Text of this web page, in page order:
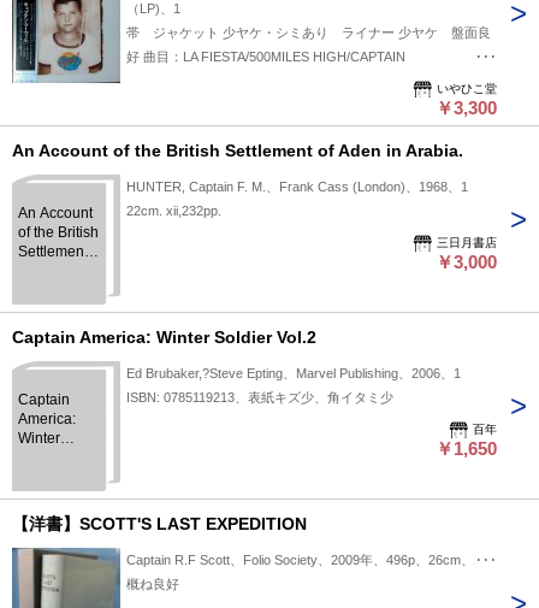
（LP)、1
帯 ジャケット 少ヤケ・シミあり ライナー 少ヤケ 盤面良
好 曲目：LA FIESTA/500MILES HIGH/CAPTAIN
いやひこ堂
￥3,300
An Account of the British Settlement of Aden in Arabia.
An Account
of the British
Settlement
HUNTER, Captain F. M.、Frank Cass (London)、1968、1
22cm. xii,232pp.
三日月書店
￥3,000
Captain America: Winter Soldier Vol.2
Captain
America:
Winter
Ed Brubaker,?Steve Epting、Marvel Publishing、2006、1
ISBN: 0785119213、表紙キズ少、角イタミ少
百年
￥1,650
【洋書】SCOTT'S LAST EXPEDITION
Captain R.F Scott、Folio Society、2009年、496p、26cm、1冊
概ね良好